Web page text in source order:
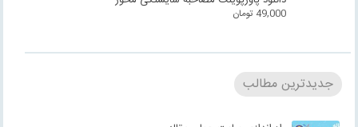
49,000 تومان
جدیدترین مطالب